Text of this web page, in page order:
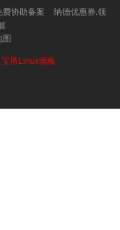
费协助备案
纳德优惠券.领
图
宝塔Linux面板